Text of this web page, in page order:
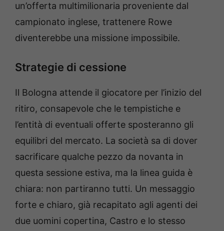
un’offerta multimilionaria proveniente dal
campionato inglese, trattenere Rowe
diventerebbe una missione impossibile.
Strategie di cessione
Il Bologna attende il giocatore per l’inizio del
ritiro, consapevole che le tempistiche e
l’entità di eventuali offerte sposteranno gli
equilibri del mercato. La società sa di dover
sacrificare qualche pezzo da novanta in
questa sessione estiva, ma la linea guida è
chiara: non partiranno tutti. Un messaggio
forte e chiaro, già recapitato agli agenti dei
due uomini copertina, Castro e lo stesso